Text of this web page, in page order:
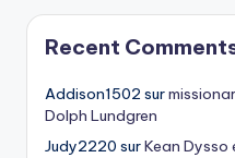
Recent
Addison1502 sur
Dolph Lundgren
Judy2220 surKean Dysso